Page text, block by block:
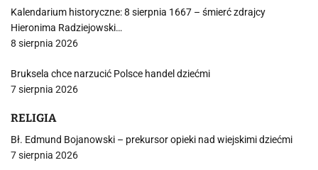
Kalendarium historyczne: 8 sierpnia 1667 – śmierć zdrajcy
Hieronima Radziejowski…
8 sierpnia 2026
Bruksela chce narzucić Polsce handel dziećmi
7 sierpnia 2026
RELIGIA
Bł. Edmund Bojanowski – prekursor opieki nad wiejskimi dziećmi
7 sierpnia 2026